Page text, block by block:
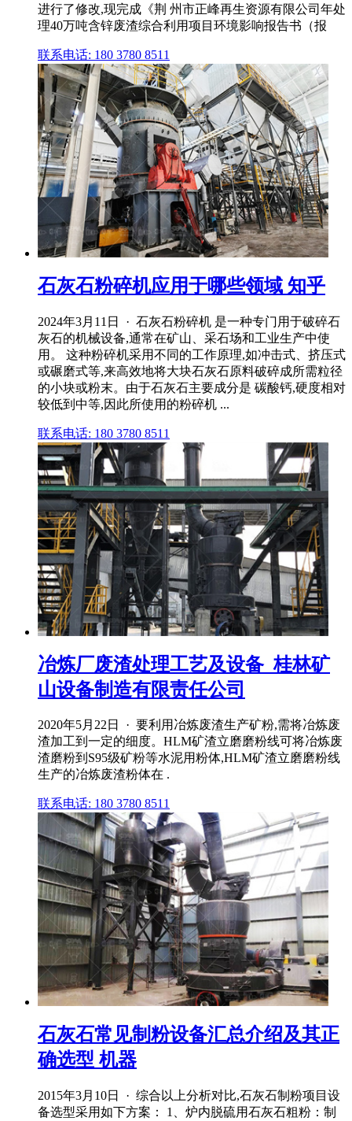
进行了修改,现完成《荆 州市正峰再生资源有限公司年处
理40万吨含锌废渣综合利用项目环境影响报告书（报
联系电话: 180 3780 8511
石灰石粉碎机应用于哪些领域 知乎
2024年3月11日 · 石灰石粉碎机 是一种专门用于破碎石
灰石的机械设备,通常在矿山、采石场和工业生产中使
用。 这种粉碎机采用不同的工作原理,如冲击式、挤压式
或碾磨式等,来高效地将大块石灰石原料破碎成所需粒径
的小块或粉末。由于石灰石主要成分是 碳酸钙,硬度相对
较低到中等,因此所使用的粉碎机 ...
联系电话: 180 3780 8511
冶炼厂废渣处理工艺及设备_桂林矿
山设备制造有限责任公司
2020年5月22日 · 要利用冶炼废渣生产矿粉,需将冶炼废
渣加工到一定的细度。HLM矿渣立磨磨粉线可将冶炼废
渣磨粉到S95级矿粉等水泥用粉体,HLM矿渣立磨磨粉线
生产的冶炼废渣粉体在 .
联系电话: 180 3780 8511
石灰石常见制粉设备汇总介绍及其正
确选型 机器
2015年3月10日 · 综合以上分析对比,石灰石制粉项目设
备选型采用如下方案： 1、炉内脱硫用石灰石粗粉：制